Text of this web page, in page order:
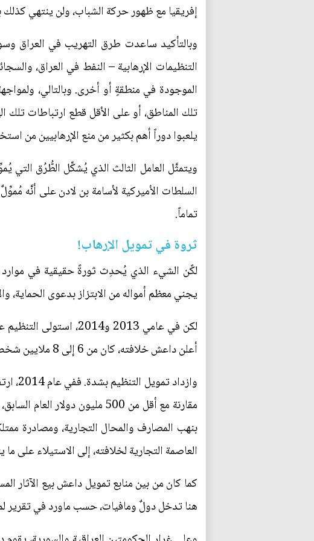
إفريقيا مع ظهور حركة الشباب، ولن ينتهي كذلك
وبالتأكيد ساعدت طرق التهريب في العراق
التنظيمات الإرهابية – النفط في العراق،
الموجودة في منطقةٍ أو أخرى. وبالتالي،
تلك المناطق، أو على الأقل قطع ارتباطات تلك
يلعبوا دوراً أهم بكثير من منع الإرهابيين من
ويتمثَّل العامل الثالث الذي يُشكِّل الطُّرُق التي
السلطات الأميركية لأسامة بن لادن على أنَّه
تماماً.
ثروة في تمويل الإرهاب!
يجني معظم أمواله من الابتزاز بدعوى الحماية،
أعلن داعش خلافته، كان من 6 إلى 8 ملايين شخص يعيشون تحت حكمه.
بنهب المصارف والمحال التجارية، ومصادرة
العاصمة التجارية لخلافته، إلى الاستيلاء على ما يتراوح بين 500 مليون ومليار دولار، وفرت عملية النهب
كما كان من بين منابع تمويل داعش بيع الآثار
هنا تدخل دولٌ ومافيات، حسب ماورد في تقرير